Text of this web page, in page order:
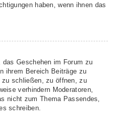
haben, wenn ihnen das
Geschehen im Forum zu
ihrem Bereich Beiträge zu
zu schließen, zu öffnen, zu
verhindern Moderatoren,
nicht zum Thema Passendes,
schreiben.